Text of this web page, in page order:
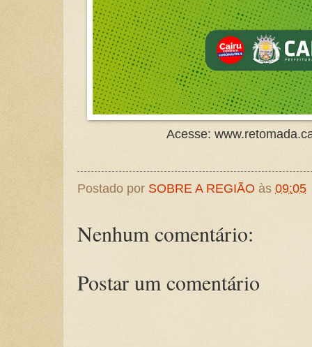
Acesse:
Postado por SOBRE A REGIÃO às 09:05
Nenhum comentário:
Postar um comentário